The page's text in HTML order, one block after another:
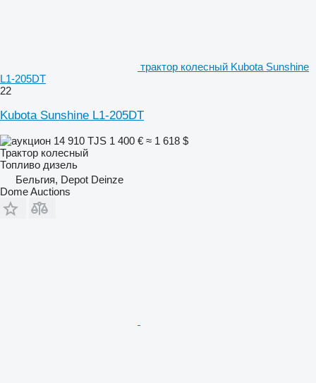
трактор колесный Kubota Sunshine
L1-205DT
22
Kubota Sunshine L1-205DT
14 910 TJS 1 400 € ≈ 1 618 $
Трактор колесный
Топливо дизель
Бельгия, Depot Deinze
Dome Auctions